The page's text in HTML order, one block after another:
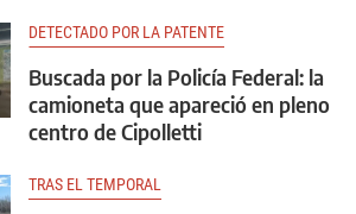
DETECTADO POR LA PATENTE
Buscada por la Policía Federal: la
camioneta que apareció en pleno
centro de Cipolletti
TRAS EL TEMPORAL